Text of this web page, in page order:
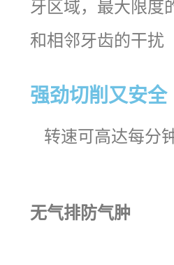
牙区域，最大限度
和相邻牙齿的干扰
强劲切削又安全
转速可高达每分
无气排防气肿